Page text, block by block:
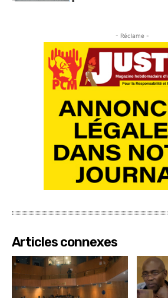
- Réclame -
Articles connexes